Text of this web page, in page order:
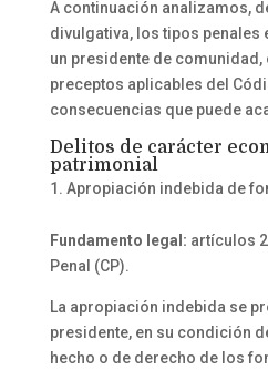
A continuación analizamos,
divulgativa, los tipos penales
un presidente de
preceptos aplicables del
consecuencias que puede
Delitos de carácter
patrimonial
Apropiación indebida de
Fundamento legal: artículos
Penal (CP).
La apropiación indebida se
presidente, en su condición
hecho o de derecho de los